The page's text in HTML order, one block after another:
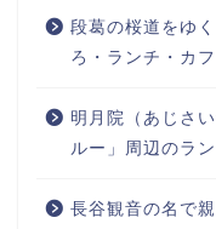
段葛の桜道をゆ
ろ・ランチ・カ
明月院（あじさ
ルー」周辺のラ
長谷観音の名で